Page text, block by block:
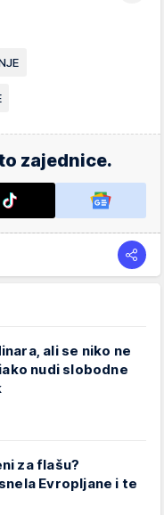
zajednice.
ali se niko ne
nudi slobodne
za flašu?
Evropljane i te